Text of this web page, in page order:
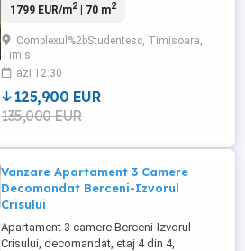
centrala proprie, su 70 mp, mobilat si
izolat 2025, cu acoperis, zona Complex
Studentesc. Pret: 125900 euro Tel:
0736173096, ...
1799 EUR/m2| 70 m2
Complexul%2bStudentesc, Timisoara,
Timis
azi 12:30
125,900 EUR
135,000 EUR
Vanzare Apartament 3 Camere
Decomandat Berceni-Izvorul
Crisului
Apartament 3 camere Berceni-Izvorul
Crisului, decomandat, etaj 4 din 4,